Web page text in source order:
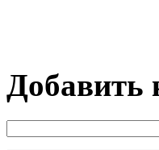
Добавить